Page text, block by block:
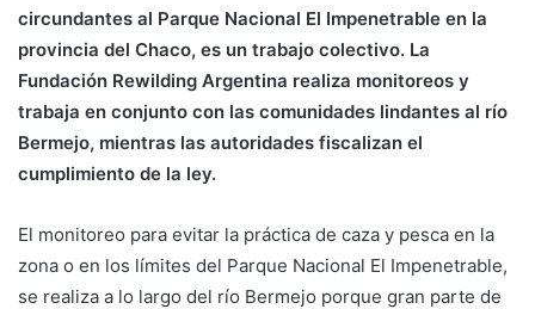
circundantes al Parque Nacional El Impenetrable en la
provincia del Chaco, es un trabajo colectivo. La
Fundación Rewilding Argentina realiza monitoreos y
trabaja en conjunto con las comunidades lindantes al río
Bermejo, mientras las autoridades fiscalizan el
cumplimiento de la ley.
El monitoreo para evitar la práctica de caza y pesca en la
zona o en los límites del Parque Nacional El Impenetrable,
se realiza a lo largo del río Bermejo porque gran parte de